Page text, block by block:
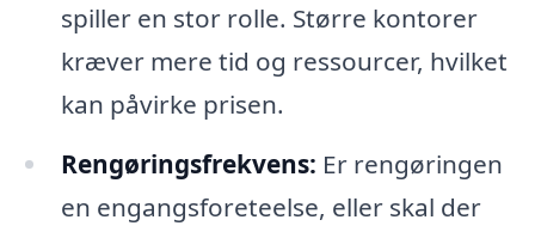
spiller en stor rolle. Større kontorer
kræver mere tid og ressourcer, hvilket
kan påvirke prisen.
Rengøringsfrekvens: Er rengøringen
en engangsforeteelse, eller skal der